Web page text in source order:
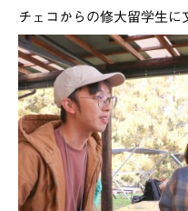
チェコからの修大留学生に